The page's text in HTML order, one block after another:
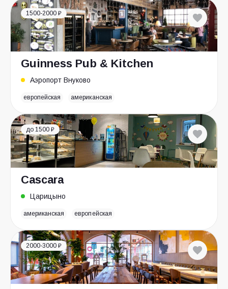
1500-2000 ₽
Guinness Pub & Kitchen
Аэропорт Внуково
европейская американская
до 1500 ₽
Cascara
Царицыно
американская европейская
2000-3000 ₽